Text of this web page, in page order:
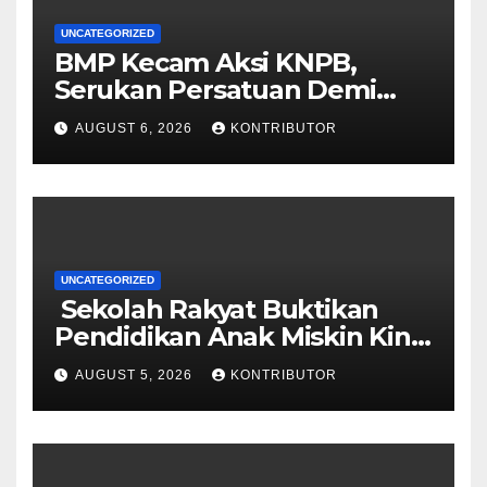
UNCATEGORIZED
BMP Kecam Aksi KNPB,
Serukan Persatuan Demi
Papua yang Kondusif
AUGUST 6, 2026 KONTRIBUTOR
UNCATEGORIZED
Sekolah Rakyat Buktikan
Pendidikan Anak Miskin Kini
Menjadi Prioritas Negara
AUGUST 5, 2026 KONTRIBUTOR